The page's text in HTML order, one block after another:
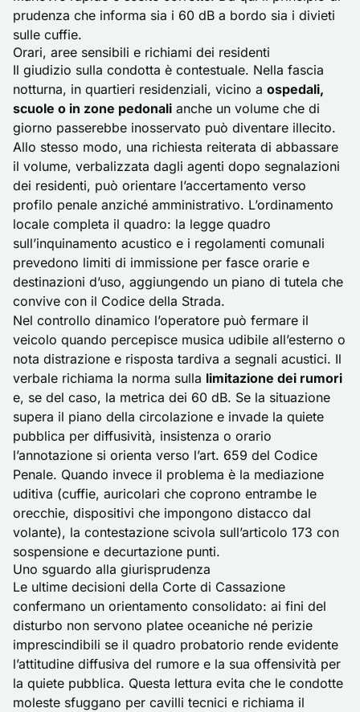
prudenza che informa sia i 60 dB a bordo sia i divieti
sulle cuffie.
Orari, aree sensibili e richiami dei residenti
Il giudizio sulla condotta è contestuale. Nella fascia
notturna, in quartieri residenziali, vicino a ospedali,
scuole o in zone pedonali anche un volume che di
giorno passerebbe inosservato può diventare illecito.
Allo stesso modo, una richiesta reiterata di abbassare
il volume, verbalizzata dagli agenti dopo segnalazioni
dei residenti, può orientare l’accertamento verso
profilo penale anziché amministrativo. L’ordinamento
locale completa il quadro: la legge quadro
sull’inquinamento acustico e i regolamenti comunali
prevedono limiti di immissione per fasce orarie e
destinazioni d’uso, aggiungendo un piano di tutela che
convive con il Codice della Strada.
Nel controllo dinamico l’operatore può fermare il
veicolo quando percepisce musica udibile all’esterno o
nota distrazione e risposta tardiva a segnali acustici. Il
verbale richiama la norma sulla limitazione dei rumori
e, se del caso, la metrica dei 60 dB. Se la situazione
supera il piano della circolazione e invade la quiete
pubblica per diffusività, insistenza o orario
l’annotazione si orienta verso l’art. 659 del Codice
Penale. Quando invece il problema è la mediazione
uditiva (cuffie, auricolari che coprono entrambe le
orecchie, dispositivi che impongono distacco dal
volante), la contestazione scivola sull’articolo 173 con
sospensione e decurtazione punti.
Uno sguardo alla giurisprudenza
Le ultime decisioni della Corte di Cassazione
confermano un orientamento consolidato: ai fini del
disturbo non servono platee oceaniche né perizie
imprescindibili se il quadro probatorio rende evidente
l’attitudine diffusiva del rumore e la sua offensività per
la quiete pubblica. Questa lettura evita che le condotte
moleste sfuggano per cavilli tecnici e richiama il